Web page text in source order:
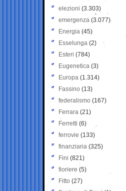
elezioni (3.303)
emergenza (3.077)
Energia (45)
Esselunga (2)
Esteri (784)
Eugenetica (3)
Europa (1.314)
Fassino (13)
federalismo (167)
Ferrara (21)
Ferretti (6)
ferrovie (133)
finanziaria (325)
Fini (821)
fioriere (5)
Fitto (27)